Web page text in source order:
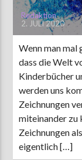
Redaktion
2. JULI 2020
Wenn man mal
dass die Welt
Kinderbücher
werden uns
Zeichnungen
miteinander zu
Zeichnungen
eigentlich […]